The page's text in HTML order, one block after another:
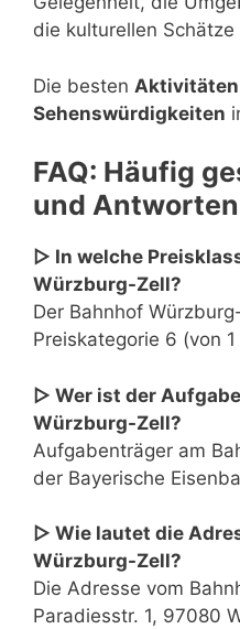
die kulturellen
Die besten
Sehenswürdigkeiten
FAQ: Häufig
und Antworten
▷ In welche
Würzburg-Zell?
Der Bahnhof
Preiskategorie 6 (von
▷ Wer ist der
Würzburg-Zell?
Aufgabenträger am
der Bayerische
▷ Wie lautet die
Würzburg-Zell?
Die Adresse vom
Paradiesstr. 1, 97080